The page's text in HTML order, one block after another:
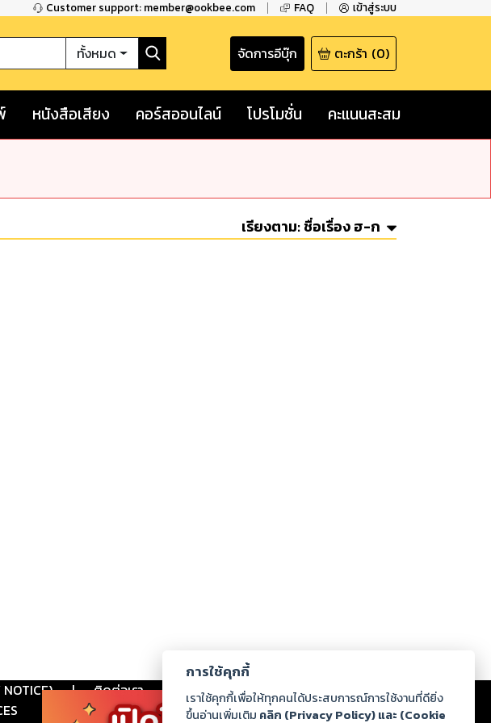
Customer support: member@ookbee.com FAQ เข้าสู่ระบบ
ทั้งหมด จัดการอีบุ๊ก ตะกร้า (0)
หนังสือเสียง คอร์สออนไลน์ โปรโมชั่น คะแนนสะสม
เรียงตาม:ชื่อเรื่อง ฮ-ก
| ติดต่อเรา ร่วมงานกับเรา ดาวน์โหลด
การใช้คุกกี้
เราใช้คุกกี้เพื่อให้ทุกคนได้ประสบการณ์การใช้งานที่ดียิ่ง
ขึ้นอ่านเพิ่มเติม คลิก (Privacy Policy) และ (Cookie